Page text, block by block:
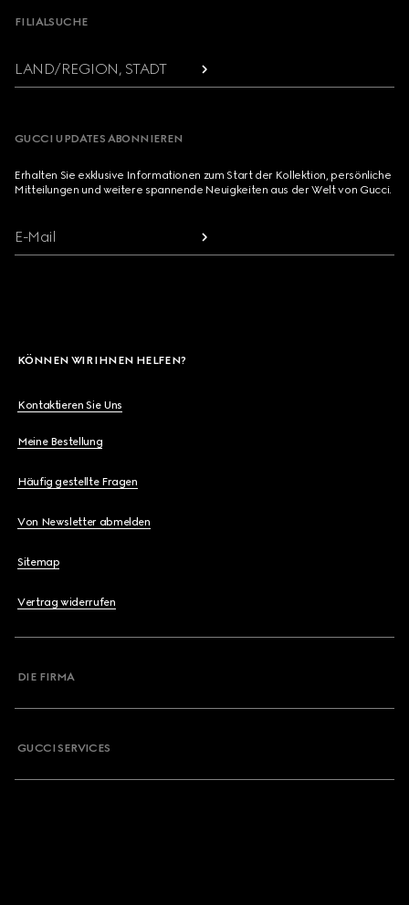
FILIALSUCHE
LAND/REGION, STADT
GUCCI UPDATES ABONNIEREN
Erhalten Sie exklusive Informationen zum Start der Kollektion, persönliche
Mitteilungen und weitere spannende Neuigkeiten aus der Welt von Gucci.
E-Mail
KÖNNEN WIR IHNEN HELFEN?
Kontaktieren Sie Uns
Meine Bestellung
Häufig gestellte Fragen
Von Newsletter abmelden
Sitemap
Vertrag widerrufen
DIE FIRMA
GUCCI SERVICES